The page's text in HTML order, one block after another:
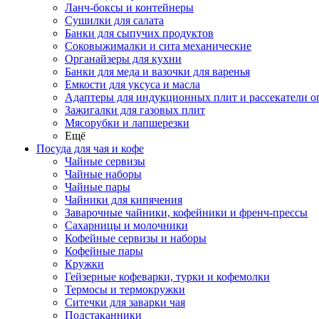
Ланч-боксы и контейнеры
Сушилки для салата
Банки для сыпучих продуктов
Соковыжималки и сита механические
Органайзеры для кухни
Банки для меда и вазочки для варенья
Емкости для уксуса и масла
Адаптеры для индукционных плит и рассекатели
Зажигалки для газовых плит
Мясорубки и лапшерезки
Ещё
Посуда для чая и кофе
Чайные сервизы
Чайные наборы
Чайные пары
Чайники для кипячения
Заварочные чайники, кофейники и френч-прессы
Сахарницы и молочники
Кофейные сервизы и наборы
Кофейные пары
Кружки
Гейзерные кофеварки, турки и кофемолки
Термосы и термокружки
Ситечки для заварки чая
Подстаканники